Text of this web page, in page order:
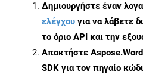
Δημιουργήστε έναν
ελέγχου για να λάβετε
το όριο API και την
Αποκτήστε
SDK για τον πηγαίο